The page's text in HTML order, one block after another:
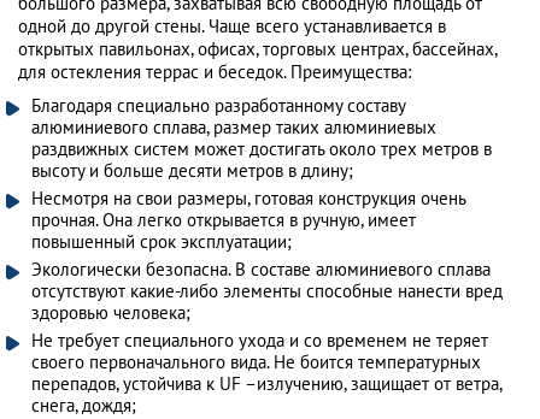
одной до другой стены. Чаще всего устанавливается в
открытых павильонах, офисах, торговых центрах, бассейнах,
для остекления террас и беседок. Преимущества:
Благодаря специально разработанному составу
алюминиевого сплава, размер таких алюминиевых
раздвижных систем может достигать около трех метров в
высоту и больше десяти метров в длину;
Несмотря на свои размеры, готовая конструкция очень
прочная. Она легко открывается в ручную, имеет
повышенный срок эксплуатации;
Экологически безопасна. В составе алюминиевого сплава
отсутствуют какие-либо элементы способные нанести вред
здоровью человека;
Не требует специального ухода и со временем не теряет
своего первоначального вида. Не боится температурных
перепадов, устойчива к UF –излучению, защищает от ветра,
снега, дождя;